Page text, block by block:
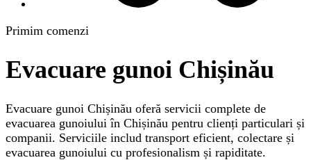
Primim comenzi
Evacuare gunoi Chișinău
Evacuare gunoi Chișinău oferă servicii complete de
evacuarea gunoiului în Chișinău pentru clienți particulari și
companii. Serviciile includ transport eficient, colectare și
evacuarea gunoiului cu profesionalism și rapiditate.